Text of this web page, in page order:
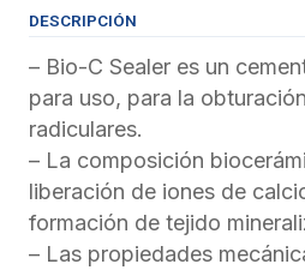
DESCRIPCIÓN
– Bio-C Sealer es un
para uso, para la
radiculares.
– La composición
liberación de iones de
formación de tejido
– Las propiedades